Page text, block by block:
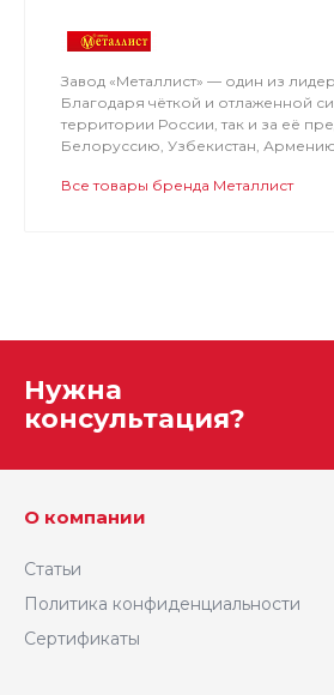
Завод «Металлист» — один из
Благодаря чёткой и отлаженной
территории России, так и за её
Белоруссию, Узбекистан,
Все товары бренда Металлист
Нужна
консультация?
О компании
Статьи
Политика конфиденциальности
Сертификаты